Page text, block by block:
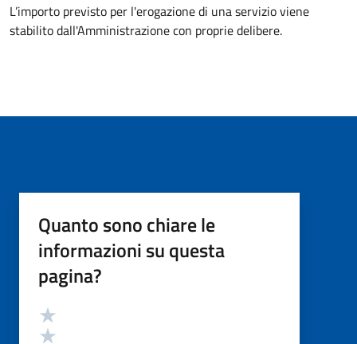
L’importo previsto per l'erogazione di una servizio viene
stabilito dall'Amministrazione con proprie delibere.
Quanto sono chiare le
informazioni su questa
pagina?
Valutazione